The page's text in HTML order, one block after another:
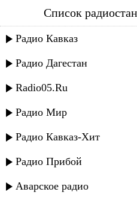
ляпис трубецкой - в
белом
Список
Радио Кавказ
Радио Дагестан
Radio05.Ru
Радио Мир
Радио Кавказ-Хит
Радио Прибой
Аварское радио
Амир Джумакаев -
Ибрагим Тагиров -
Рассвет группа -